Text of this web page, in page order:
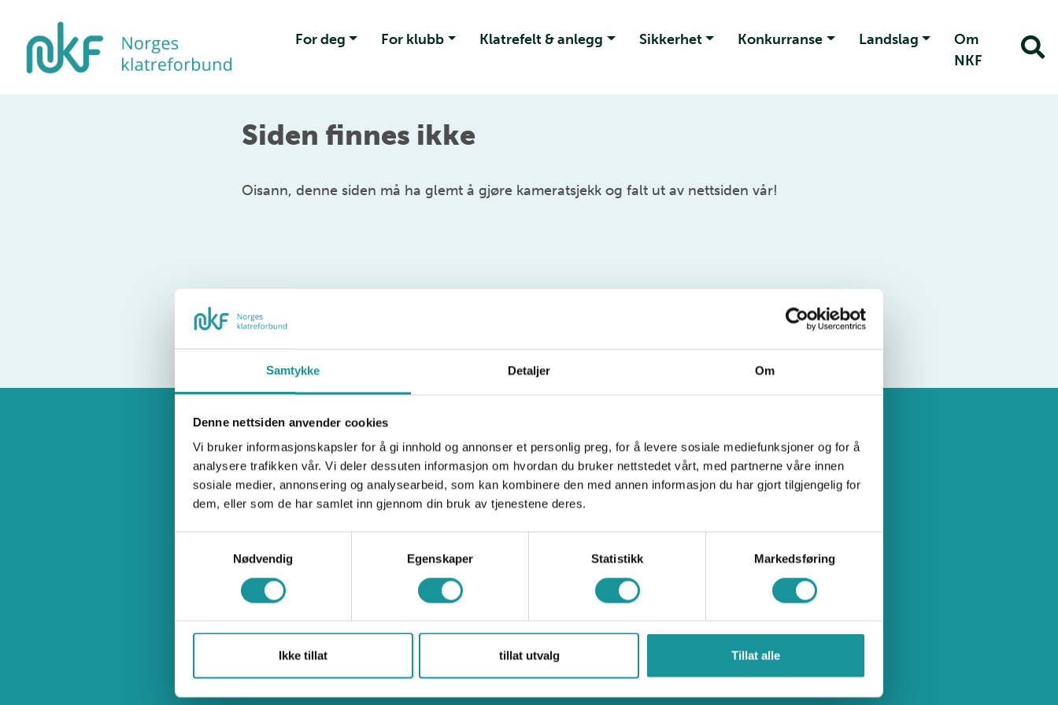
Samtykke Detaljer Om
Denne nettsiden anvender cookies
Vi bruker informasjonskapsler for å gi innhold og annonser et personlig preg, for å levere sosiale mediefunksjoner og for å
analysere trafikken vår. Vi deler dessuten informasjon om hvordan du bruker nettstedet vårt, med partnerne våre innen
sosiale medier, annonsering og analysearbeid, som kan kombinere den med annen informasjon du har gjort tilgjengelig for
dem, eller som de har samlet inn gjennom din bruk av tjenestene deres.
Nødvendig
Egenskaper Statistikk Markedsføring
Ikke tillat tillat utvalg Tillat alle
For deg For klubb Klatrefelt & anlegg Sikkerhet Konkurranse Landslag
Om
NKF
Siden finnes ikke
Oisann, denne siden må ha glemt å gjøre kameratsjekk og falt ut av nettsiden vår!
Klatring
Norges klatreforbund
Ullevål Stadion, Idrettens Hus
Brattkompetanse.no
Klatreøkta.no
Sikresider.no